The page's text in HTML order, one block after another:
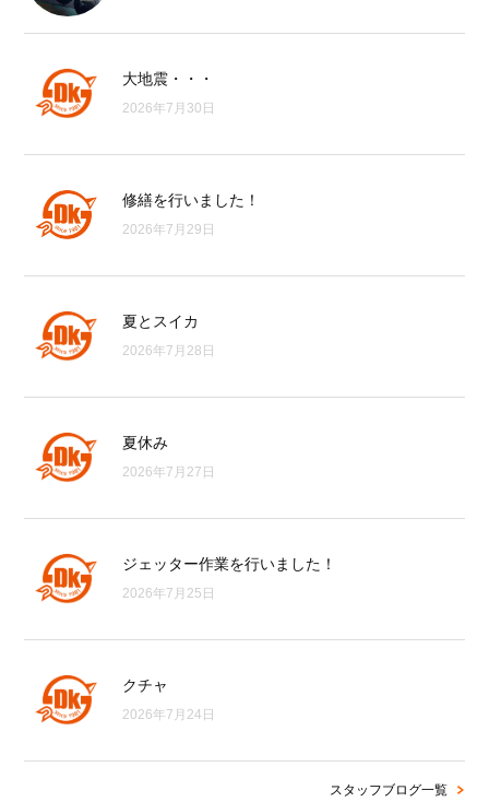
大地震・・・
2026年7月30日
修繕を行いました！
2026年7月29日
夏とスイカ
2026年7月28日
夏休み
2026年7月27日
ジェッター作業を行いました！
2026年7月25日
クチャ
2026年7月24日
スタッフブログ一覧